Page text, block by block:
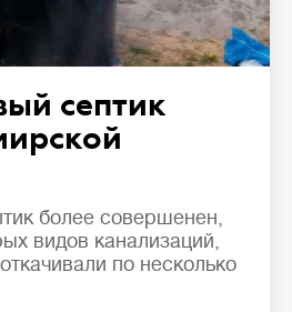
септик
более совершенен,
видов канализаций,
по несколько